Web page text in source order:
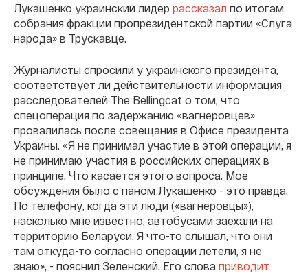
Лукашенко украинский лидер рассказал по итогам
собрания фракции пропрезидентской партии «Слуга
народа» в Трускавце.
Журналисты спросили у украинского президента,
соответствует ли действительности информация
расследователей The Bellingcat о том, что
спецоперация по задержанию «вагнеровцев»
провалилась после совещания в Офисе президента
Украины. «Я не принимал участие в этой операции, я
не принимаю участия в российских операциях в
принципе. Что касается этого вопроса. Мое
обсуждения было с паном Лукашенко - это правда.
По телефону, когда эти люди («вагнеровцы»),
насколько мне известно, автобусами заехали на
территорию Беларуси. Я что-то слышал, что они
там откуда-то согласно операции летели, я не
знаю», - пояснил Зеленский. Его слова приводит